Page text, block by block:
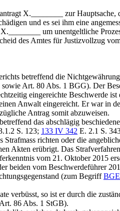
X.________ zur
und es sei ihm eine
um unentgeltliche
des Amtes für Justizvollzug
betreffend die
sowie Art. 80 Abs. 1 BGG). Der
eingereichte Beschwerde ist
Anwalt eingereicht. Er war in
Antrag somit abzuweisen.
das abschlägig
S. 123; 133 IV 342 E. 2.1 S.
Strafmass richten oder die
Akten erübrigt. Das
vom 21. Oktober 2015
beiden vom Beschwerdeführer
(zum Begriff
verbüsst, so ist er durch die
Art. 86 Abs. 1 StGB).